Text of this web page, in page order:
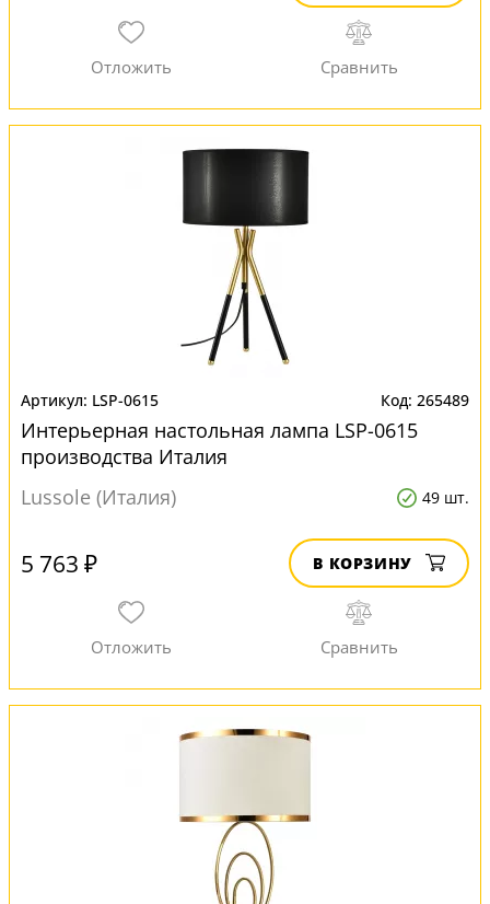
LSP-0615 265489
Интерьерная настольная лампа LSP-0615
производства Италия
Lussole (Италия)
49 шт.
5 763 ₽ В КОРЗИНУ